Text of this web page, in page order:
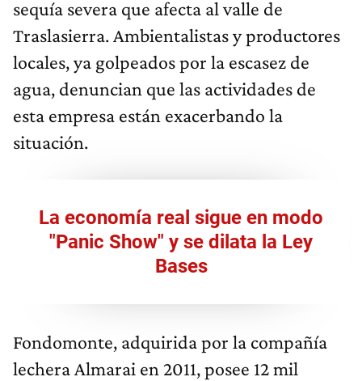
sequía severa que afecta al valle de
Traslasierra. Ambientalistas y productores
locales, ya golpeados por la escasez de
agua, denuncian que las actividades de
esta empresa están exacerbando la
situación.
La economía real sigue en modo
"Panic Show" y se dilata la Ley
Bases
Fondomonte, adquirida por la compañía
lechera Almarai en 2011, posee 12 mil